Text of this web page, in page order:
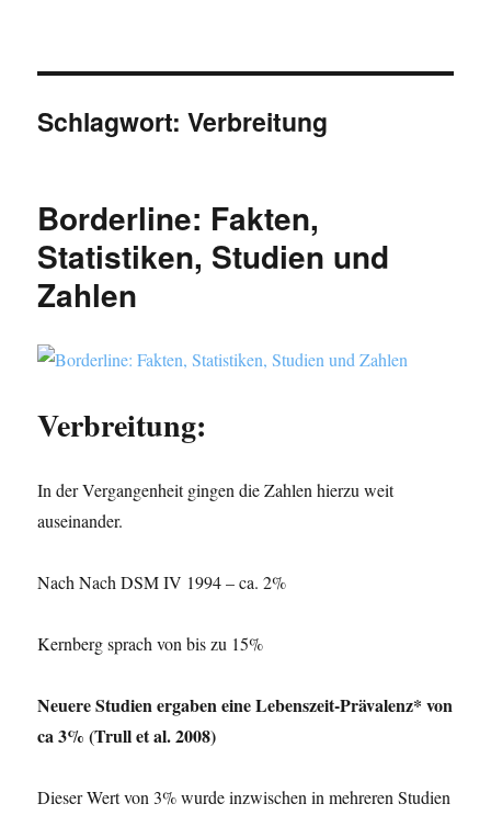
Schlagwort:Verbreitung
Borderline: Fakten,
Statistiken, Studien und
Zahlen
Verbreitung:
In der Vergangenheit gingen die Zahlen hierzu weit
auseinander.
Nach Nach DSM IV 1994 – ca. 2%
Kernberg sprach von bis zu 15%
Neuere Studien ergaben eine Lebenszeit-Prävalenz* von
ca 3% (Trull et al. 2008)
Dieser Wert von 3% wurde inzwischen in mehreren Studien